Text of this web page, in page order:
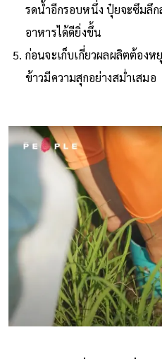
รดน้ำอีกรอบหนึ่ง ปุ๋ยจะซึมลึ
อาหารได้ดียิ่งขึ้น
ก่อนจะเก็บเกี่ยวผลผลิตต้อง
ข้าวมีความสุกอย่างสม่ำเสมอ